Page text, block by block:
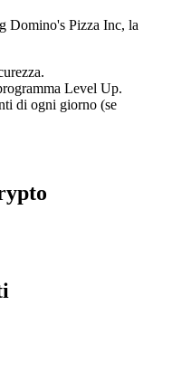
Domino's Pizza Inc, la
Level Up.
di ogni giorno (se